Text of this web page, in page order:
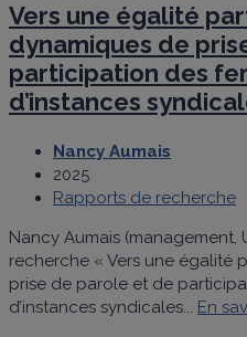
Vers une égalité
dynamiques de
participation des
d’instances
Nancy Aumais
2025
Rapports de recherche
Nancy Aumais
recherche « Vers une égalité
prise de parole et de
d’instances syndicales... En